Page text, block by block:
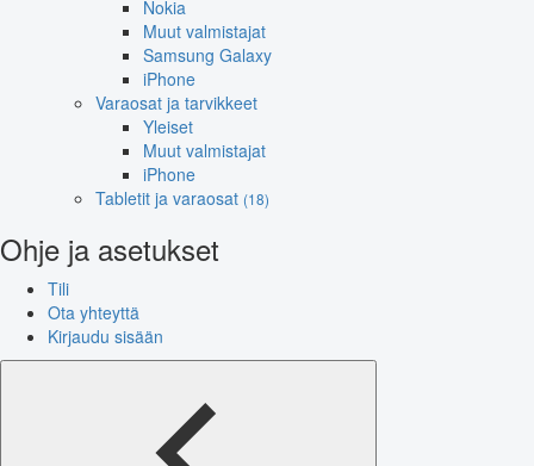
Nokia
Muut valmistajat
Samsung Galaxy
iPhone
Varaosat ja tarvikkeet
Yleiset
Muut valmistajat
iPhone
Tabletit ja varaosat (18)
Ohje ja asetukset
Tili
Ota yhteyttä
Kirjaudu sisään